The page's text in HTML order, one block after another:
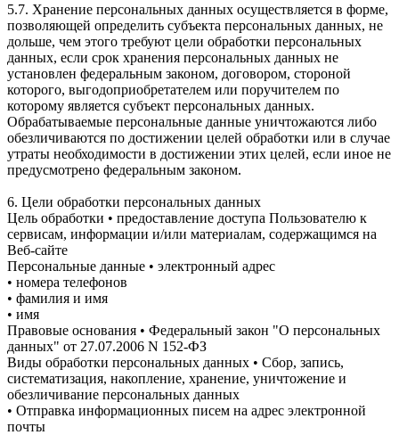
5.7. Хранение персональных данных осуществляется в форме,
позволяющей определить субъекта персональных данных, не
дольше, чем этого требуют цели обработки персональных
данных, если срок хранения персональных данных не
установлен федеральным законом, договором, стороной
которого, выгодоприобретателем или поручителем по
которому является субъект персональных данных.
Обрабатываемые персональные данные уничтожаются либо
обезличиваются по достижении целей обработки или в случае
утраты необходимости в достижении этих целей, если иное не
предусмотрено федеральным законом.
6. Цели обработки персональных данных
Цель обработки • предоставление доступа Пользователю к
сервисам, информации и/или материалам, содержащимся на
Веб-сайте
Персональные данные • электронный адрес
• номера телефонов
• фамилия и имя
• имя
Правовые основания • Федеральный закон "О персональных
данных" от 27.07.2006 N 152-ФЗ
Виды обработки персональных данных • Сбор, запись,
систематизация, накопление, хранение, уничтожение и
обезличивание персональных данных
• Отправка информационных писем на адрес электронной
почты